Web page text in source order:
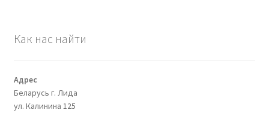
Как нас найти
Адрес
Беларусь г. Лида
ул. Калинина 125